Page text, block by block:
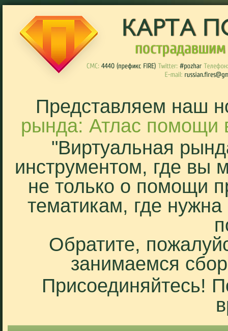
Представляем наш
рында: Атлас помощи
"Виртуальная
инструментом, где вы
не только о помощи
тематикам, где
Обратите,
занимаемся
Присоединяйтесь!